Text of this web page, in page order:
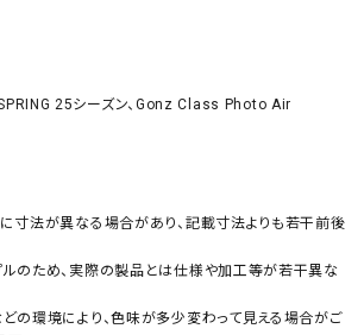
25シーズン、Gonz Class Photo Air
寸法が異なる場合があり、記載寸法よりも若干前後
ルのため、実際の製品とは仕様や加工等が若干異な
の環境により、色味が多少変わって見える場合がご